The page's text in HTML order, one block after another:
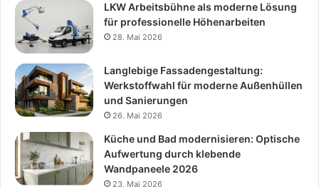
LKW Arbeitsbühne als moderne Lösung
für professionelle Höhenarbeiten
28. Mai 2026
Langlebige Fassadengestaltung:
Werkstoffwahl für moderne Außenhüllen
und Sanierungen
26. Mai 2026
Küche und Bad modernisieren: Optische
Aufwertung durch klebende
Wandpaneele 2026
23. Mai 2026